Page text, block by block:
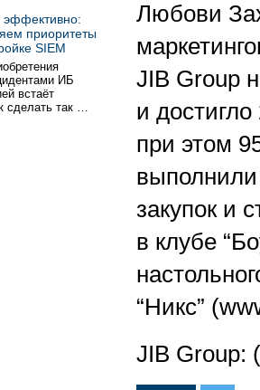
эффективно:
приоритеты
SIEM
ИБ
встаёт
сделать так …
Любови
JIB Group
и
при этом
закупок и
в клубе
“Никс”
JIB Group: